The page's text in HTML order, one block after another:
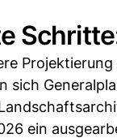
sich
ein